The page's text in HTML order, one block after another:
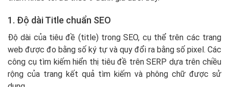
1. Độ dài Title chuẩn SEO
Độ dài của tiêu đề (title) trong SEO, cụ thể trên các trang
web được đo bằng số ký tự và quy đổi ra bằng số pixel. Các
công cụ tìm kiếm hiển thị tiêu đề trên SERP dựa trên chiều
rộng của trang kết quả tìm kiếm và phông chữ được sử